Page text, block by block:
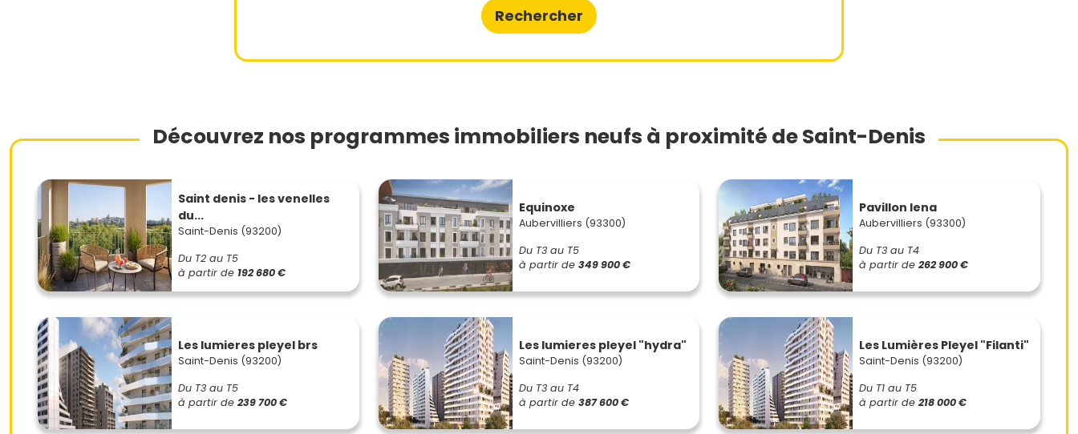
Rechercher
Découvrez nos programmes immobiliers neufs à proximité de Saint-Denis
Saint denis - les venelles
du...
Saint-Denis (93200)
Du T2 au T5
à partir de 192 680 €
Equinoxe
Aubervilliers (93300)
Du T3 au T5
à partir de 349 900 €
Pavillon lena
Aubervilliers (93300)
Du T3 au T4
à partir de 262 900 €
Les lumieres pleyel brs
Saint-Denis (93200)
Du T3 au T5
à partir de 239 700 €
Les lumieres pleyel "hydra"
Saint-Denis (93200)
Du T3 au T4
à partir de 387 600 €
Les Lumières Pleyel "Filanti"
Saint-Denis (93200)
Du T1 au T5
à partir de 218 000 €